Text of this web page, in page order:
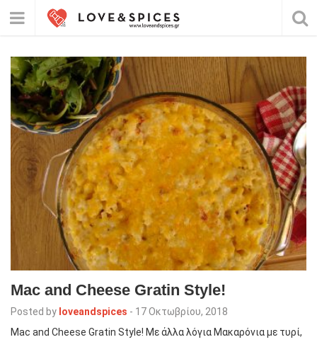
Mac and Cheese Gratin Style!
Posted by loveandspices - 17 Οκτωβρίου, 2018
Mac and Cheese Gratin Style! Με άλλα λόγια Μακαρόνια με τυρί,